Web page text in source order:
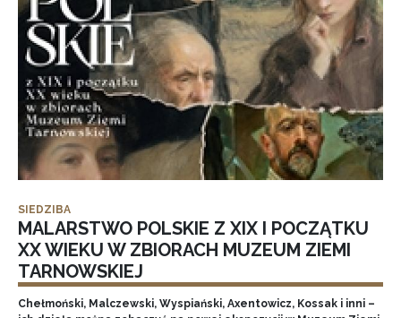
SIEDZIBA
MALARSTWO POLSKIE Z XIX I POCZĄTKU
XX WIEKU W ZBIORACH MUZEUM ZIEMI
TARNOWSKIEJ
Chełmoński, Malczewski, Wyspiański, Axentowicz, Kossak i inni –